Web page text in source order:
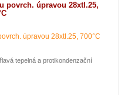
povrch. úpravou 28xtl.25,
tepelná a protikondenzační